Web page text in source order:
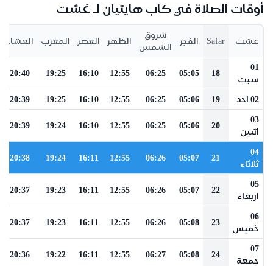
أوقات الصلاة في كاب هايتيان لـ غشت
غشت Safar الفجر
شروق
الشمس
الظهر العصر المغرب العشاء
01
سبت
18
05:05
06:25
12:55
16:10
19:25
20:40
02 احد 19
05:06
06:25
12:55
16:10
19:25
20:39
03
اثنين
20
05:06
06:25
12:55
16:10
19:24
20:39
04
ثلاثاء
21
05:07
06:26
12:55
16:11
19:24
20:38
05
اربعاء
22
05:07
06:26
12:55
16:11
19:23
20:37
06
خميس
23
05:08
06:26
12:55
16:11
19:23
20:37
07
جمعة
24
05:08
06:27
12:55
16:11
19:22
20:36